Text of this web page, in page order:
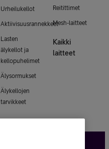
Urheilukellot
Aktiivisuusrannekkeet
Lasten
älykellot ja
kellopuhelimet
Älysormukset
Älykellojen
tarvikkeet
Reitittimet
Mesh-laitteet
Kaikki
laitteet